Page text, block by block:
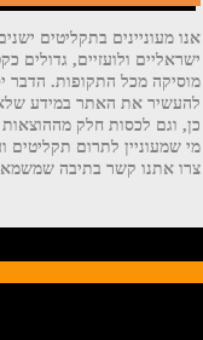
אנו מעוניינים בתקליטים
ישראליים ולועזיים, גדולים
מוסיקה מכל התקופות. הדבר
להעשיר את האתר במידע שלא
כן, וגם לכסות חלק
מי שמעוניין לתרום תקליטים
צרו אתנו קשר בתיבה